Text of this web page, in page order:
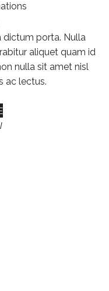
dictum porta. Nulla
aliquet quam id
nulla sit amet nisl
ac lectus.